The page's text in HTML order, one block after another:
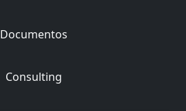
Documentos
Consulting